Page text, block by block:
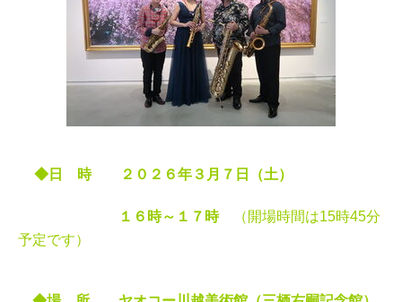
◆日 時 ２０２６年３ 月７日（土）
１６時～１７時（開場時間は15時45分
予定です）